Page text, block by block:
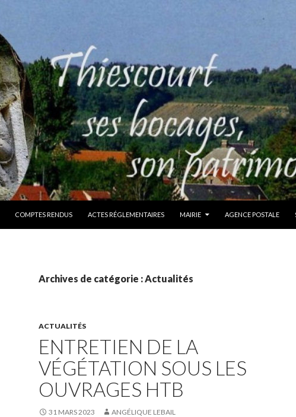
COMPTES RENDUS ACTES RÉGLEMENTAIRES MAIRIE AGENCE POSTALE
Archives de catégorie : Actualités
ACTUALITÉS
ENTRETIEN DE LA
VÉGÉTATION SOUS LES
OUVRAGES HTB
31 MARS 2023 ANGÉLIQUE LEBAIL